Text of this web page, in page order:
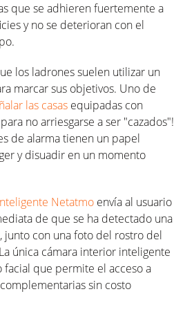
que se adhieren fuertemente a
y no se deterioran con el
los ladrones suelen utilizar un
marcar sus objetivos. Uno de
las casas equipadas con
no arriesgarse a ser "cazados"!
de alarma tienen un papel
y disuadir en un momento
Netatmo envía al usuario
de que se ha detectado una
junto con una foto del rostro del
única cámara interior inteligente
que permite el acceso a
sin costo